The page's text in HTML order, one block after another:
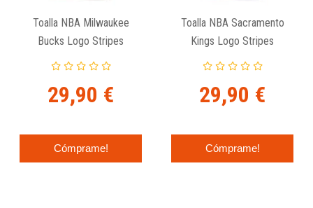
Toalla NBA Milwaukee
Bucks Logo Stripes
29,90 €
Cómprame!
Toalla NBA Sacramento
Kings Logo Stripes
29,90 €
Cómprame!